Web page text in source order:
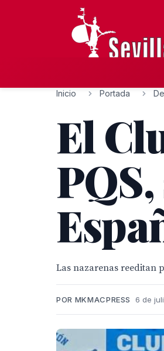
Inicio Portada
El
Las nazarenas reeditan
POR MKMACPRESS 6 de